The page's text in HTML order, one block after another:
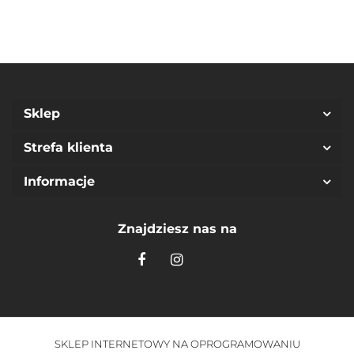
Sklep
Strefa klienta
Informacje
Znajdziesz nas na
SKLEP INTERNETOWY NA OPROGRAMOWANIU